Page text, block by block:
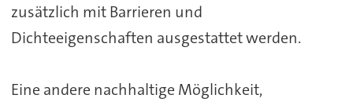
zusätzlich mit Barrieren und
Dichteeigenschaften ausgestattet werden.
Eine andere nachhaltige Möglichkeit,